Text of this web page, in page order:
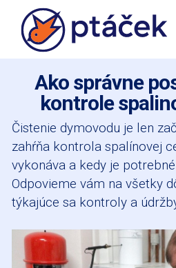
Ako správne
kontrole
Čistenie dymovodu je len
zahŕňa kontrola spalínovej
vykonáva a kedy je
Odpovieme vám na všetky
týkajúce sa kontroly a